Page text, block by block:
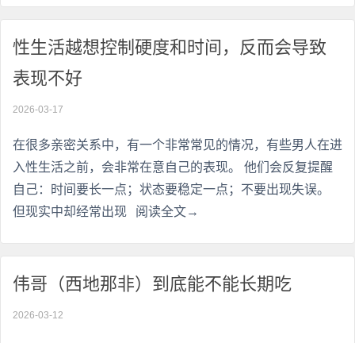
性生活越想控制硬度和时间，反而会导致
表现不好
2026-03-17
在很多亲密关系中，有一个非常常见的情况，有些男人在进
入性生活之前，会非常在意自己的表现。 他们会反复提醒
自己：时间要长一点；状态要稳定一点；不要出现失误。
但现实中却经常出现
阅读全文→
伟哥（西地那非）到底能不能长期吃
2026-03-12